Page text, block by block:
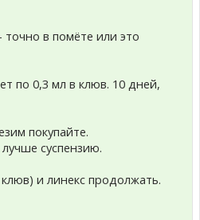
в помёте или это
по 0,3 мл в клюв. 10 дней,
покупайте.
суспензию.
и линекс продолжать.